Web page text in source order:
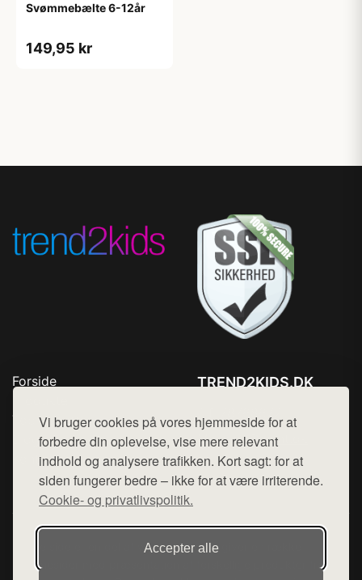
Vi bruger cookies på vores hjemmeside for at
forbedre din oplevelse, vise mere relevant
indhold og analysere trafikken. Kort sagt: for at
siden fungerer bedre – ikke for at være irriterende.
Cookie- og privatlivspolitik.
Accepter alle
Svømmebælte 6-12år
149,95 kr
Forside
Top Rabatter
Blog
Kontakt
TREND2KIDS.DK
Mail: hej@want.dk
Cookie- og privatlivspolitik
Denne side er en del af want.dk, der udgiver en række
hjemmesider med præsentation af forskellige produkter fra